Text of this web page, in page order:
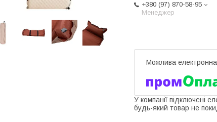
+380 (97) 870-58-95
Менеджер
У компанії підключені
будь-який товар не